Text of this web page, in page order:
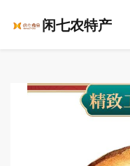
闲七农特产